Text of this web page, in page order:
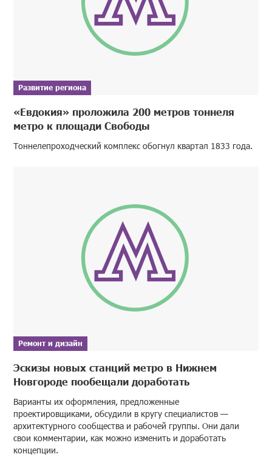
Развитие региона
«Евдокия» проложила 200 метров тоннеля
метро к площади Свободы
Тоннелепроходческий комплекс обогнул квартал 1833 года.
Ремонт и дизайн
Эскизы новых станций метро в Нижнем
Новгороде пообещали доработать
Варианты их оформления, предложенные
проектировщиками, обсудили в кругу специалистов —
архитектурного сообщества и рабочей группы. Они дали
свои комментарии, как можно изменить и доработать
концепции.